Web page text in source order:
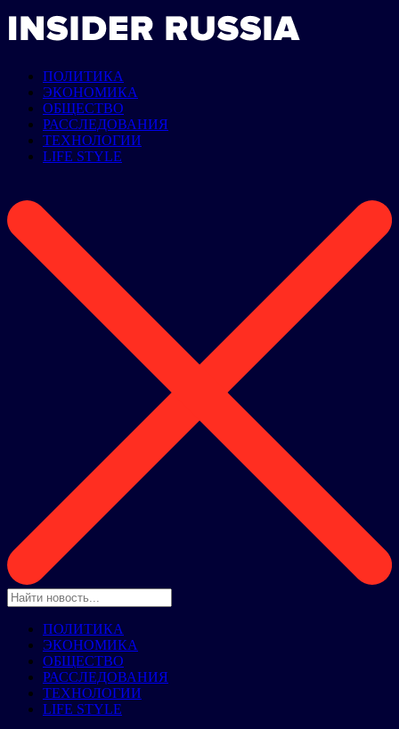
ПОЛИТИКА
ЭКОНОМИКА
ОБЩЕСТВО
РАССЛЕДОВАНИЯ
ТЕХНОЛОГИИ
LIFE STYLE
ПОЛИТИКА
ЭКОНОМИКА
ОБЩЕСТВО
РАССЛЕДОВАНИЯ
ТЕХНОЛОГИИ
LIFE STYLE